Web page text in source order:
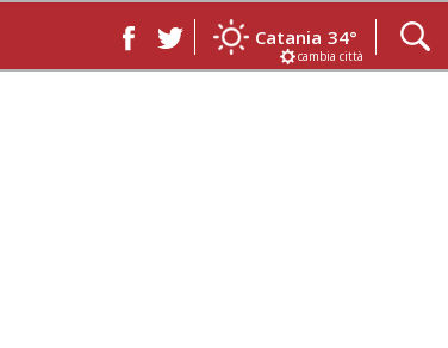
Catania 34°
cambia città